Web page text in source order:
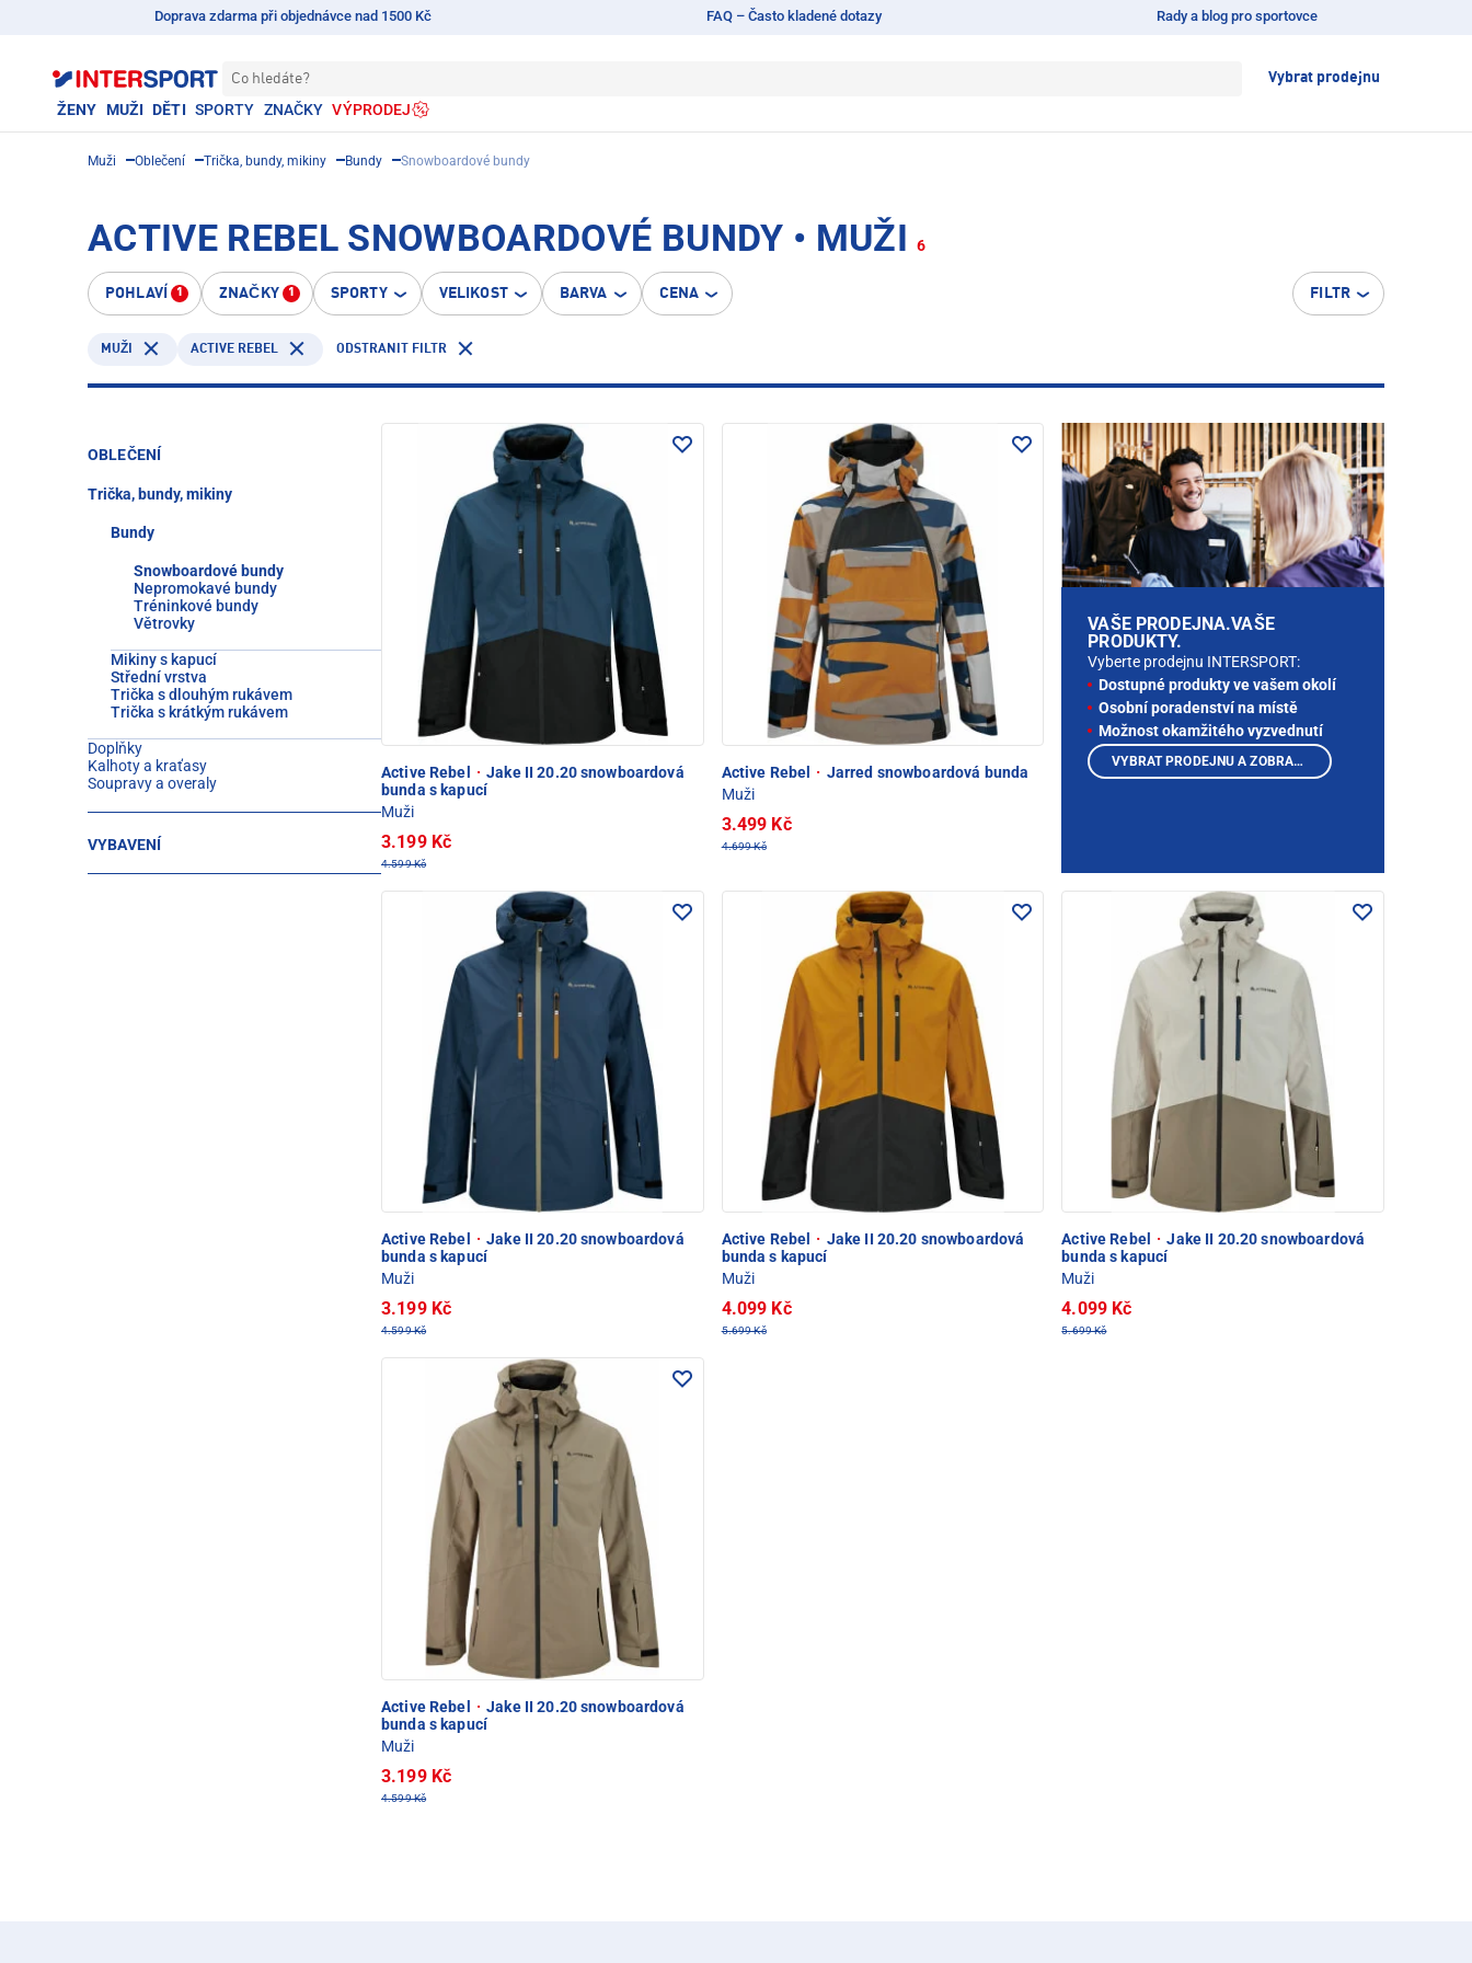
Doprava zdarma při objednávce nad 1500 Kč FAQ – Často kladené dotazy Rady a blog pro sportovce
Co hledáte? Vybrat prodejnu
ŽENY MUŽI DĚTI SPORTY ZNAČKY VÝPRODEJ
Muži Oblečení Trička, bundy, mikiny Bundy Snowboardové bundy
ACTIVE REBEL SNOWBOARDOVÉ BUNDY • MUŽI 6
POHLAVÍ 1 ZNAČKY 1 SPORTY VELIKOST BARVA CENA FILTR
MUŽI ACTIVE REBEL ODSTRANIT FILTR
OBLEČENÍ
Trička, bundy, mikiny
Bundy
Snowboardové bundy
Nepromokavé bundy
Tréninkové bundy
Větrovky
Mikiny s kapucí
Střední vrstva
Trička s dlouhým rukávem
Trička s krátkým rukávem
Doplňky
Kalhoty a kraťasy
Soupravy a overaly
VYBAVENÍ
Active Rebel · Jake II 20.20 snowboardová
bunda s kapucí
Muži
3.199 Kč
4.599 Kč
Active Rebel · Jarred snowboardová bunda
Muži
3.499 Kč
4.699 Kč
Active Rebel · Jake II 20.20 snowboardová
bunda s kapucí
Muži
3.199 Kč
4.599 Kč
Active Rebel · Jake II 20.20 snowboardová
bunda s kapucí
Muži
4.099 Kč
5.699 Kč
Active Rebel · Jake II 20.20 snowboardová
bunda s kapucí
Muži
4.099 Kč
5.699 Kč
Active Rebel · Jake II 20.20 snowboardová
bunda s kapucí
Muži
3.199 Kč
4.599 Kč
VAŠE PRODEJNA.VAŠE
PRODUKTY.
Vyberte prodejnu INTERSPORT:
Dostupné produkty ve vašem okolí
Osobní poradenství na místě
Možnost okamžitého vyzvednutí
VYBRAT PRODEJNU A ZOBRAZIT PRODUKTY